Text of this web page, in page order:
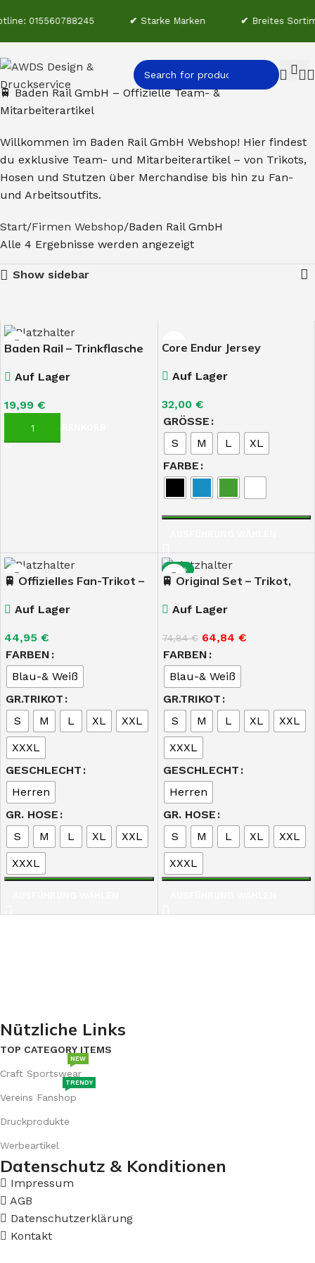
015560788245 ✔ Starke Marken ✔ Breites
🚆 Baden Rail GmbH – Offizielle Team- &
Mitarbeiterartikel
Willkommen im Baden Rail GmbH Webshop! Hier findest
du exklusive Team- und Mitarbeiterartikel – von Trikots,
Hosen und Stutzen über Merchandise bis hin zu Fan-
und Arbeitsoutfits.
Start Firmen Webshop Baden Rail GmbH
Alle 4 Ergebnisse werden angezeigt
Show sidebar
Baden Rail – Trinkflasche
Auf Lager
19,99 €
IN DEN WARENKORB
Core Endur Jersey
Auf Lager
32,00 €
GRÖSSE
S
M L
XL
FARBE
🚆 Offizielles Fan-Trikot –
Auf Lager
44,95 €
FARBEN
Blau-& Weiß
GR.TRIKOT
S
M L XL
XXL
XXXL
GESCHLECHT
Herren
GR. HOSE
S
M L XL
XXL
XXXL
-13%
🚆 Original Set – Trikot,
Rail GmbH
Auf Lager
74,84€ 64,84 €
FARBEN
Blau-& Weiß
GR.TRIKOT
S
M L XL
XXL
XXXL
GESCHLECHT
Herren
GR. HOSE
S
M L XL
XXL
XXXL
Nützliche Links
TOP CATEGORY ITEMS
Craft Sportswear
NEW
Vereins Fanshop
TRENDY
Druckprodukte
Werbeartikel
Datenschutz & Konditionen
Impressum
AGB
Datenschutzerklärung
Kontakt